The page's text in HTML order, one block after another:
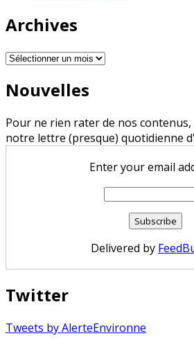
Archives
Archives
Nouvelles
Pour ne rien rater de nos
notre lettre (presque) quotidienne
Enter your email
Delivered by
Twitter
Tweets by AlerteEnvironne